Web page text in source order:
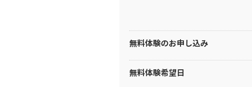
無料体験のお申し込み
無料体験希望日